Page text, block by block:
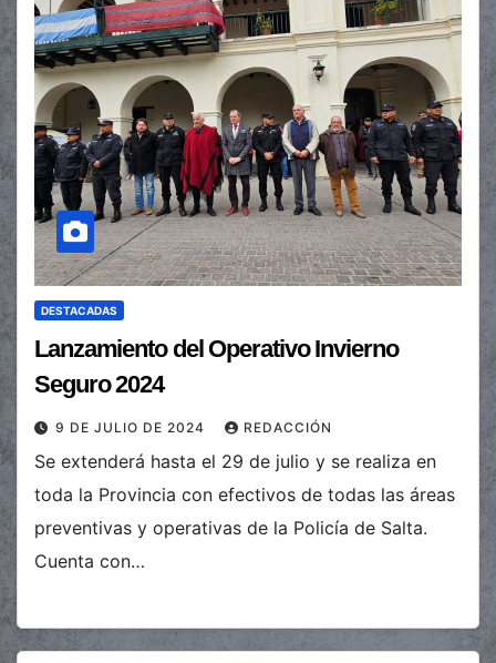
DESTACADAS
Lanzamiento del Operativo Invierno
Seguro 2024
9 DE JULIO DE 2024 REDACCIÓN
Se extenderá hasta el 29 de julio y se realiza en
toda la Provincia con efectivos de todas las áreas
preventivas y operativas de la Policía de Salta.
Cuenta con…